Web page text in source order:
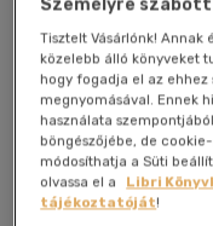
Személyre
Tisztelt Vásárlónk! Annak
közelebb álló könyveket
hogy fogadja el az ehhez
megnyomásával. Ennek
használata
böngészőjébe, de
módosíthatja a Süti
olvassa el a
Libri
tájékoztatóját!